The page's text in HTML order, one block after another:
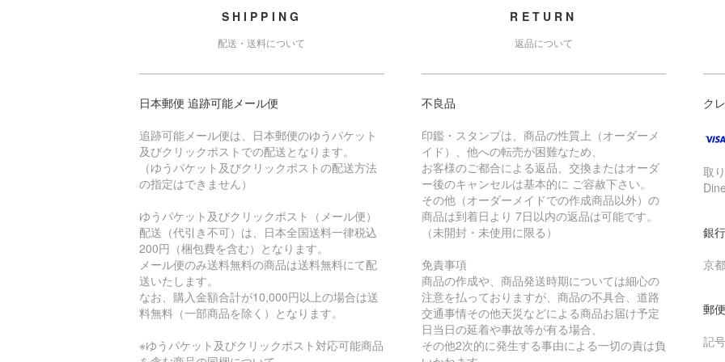
SHIPPING
配送・送料について
日本郵便 追跡可能メール便
追跡可能メール便は、日本郵便のゆうパケット
及びクリックポストでの配送となります。
（ゆうパケット及びクリックポストの配送方法
の指定はできません）
ゆうパケット及びクリックポスト（メール便）
配送（代引き不可）は、日本全国送料一律税込
200円（梱包費を含む）となります。
メール便のみ送料無料の商品は送料無料にて配
送いたします。
なお、購入金額合計が10,000円以上の場合は送
料無料（一部商品を除く）となります。
※ゆうパケット及びクリックポスト対応可能商品
RETURN
返品について
不良品
印鑑・スタンプは、商品の性質上（オーダーメ
イド）、他への転売が困難なため、
お客様のご都合による返品、交換またはオーダ
ー後のキャンセルは基本的に ご容赦下さい。
その他（オーダーメイドでの作成商品以外）の
商品は到着日より 7日以内の返品は可能です。
（未開封・未使用に限る）
免責事項
商品の作成や、商品発送時期については細心の
注意を払っておりますが、商品の不具合、道路
交通事情その他天災などによる商品お届け予定
日当日の延着や事故等が有る場合、
その他2次的に発生する事由による一切の責は負
ク
取
銀
京
郵
記